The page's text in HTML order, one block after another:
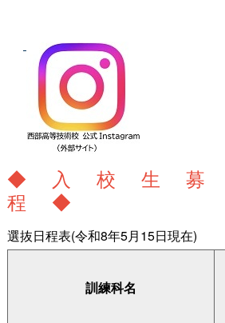
◆入校生募
程◆
選抜日程表(令和8年5月15日現在)
訓練科名